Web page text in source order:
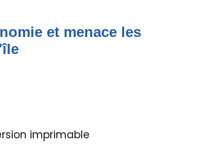
et menace les
imprimable